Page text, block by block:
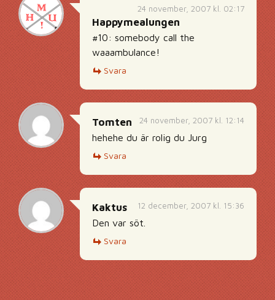
24 november, 2007 kl. 02:17
Happymealungen
#10: somebody call the
waaambulance!
Svara
24 november, 2007 kl. 12:14
Tomten
hehehe du är rolig du Jurg
Svara
12 december, 2007 kl. 15:36
Kaktus
Den var söt.
Svara